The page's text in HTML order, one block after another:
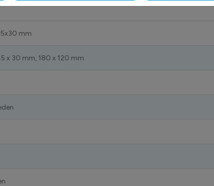
mm
x 30 mm, 180 x 120 mm